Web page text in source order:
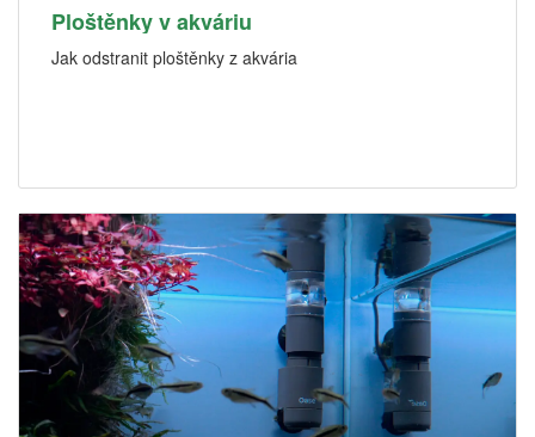
Ploštěnky v akváriu
Jak odstranit ploštěnky z akvária